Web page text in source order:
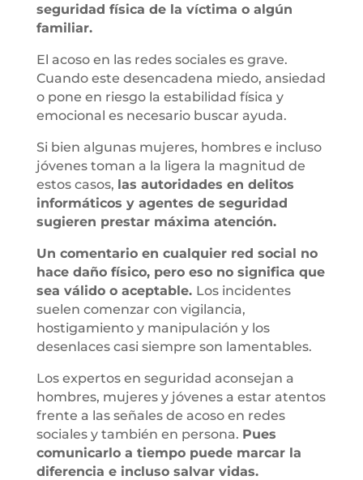
seguridad física de la víctima o algún
familiar.
El acoso en las redes sociales es grave.
Cuando este desencadena miedo, ansiedad
o pone en riesgo la estabilidad física y
emocional es necesario buscar ayuda.
Si bien algunas mujeres, hombres e incluso
jóvenes toman a la ligera la magnitud de
estos casos, las autoridades en delitos
informáticos y agentes de seguridad
sugieren prestar máxima atención.
Un comentario en cualquier red social no
hace daño físico, pero eso no significa que
sea válido o aceptable. Los incidentes
suelen comenzar con vigilancia,
hostigamiento y manipulación y los
desenlaces casi siempre son lamentables.
Los expertos en seguridad aconsejan a
hombres, mujeres y jóvenes a estar atentos
frente a las señales de acoso en redes
sociales y también en persona. Pues
comunicarlo a tiempo puede marcar la
diferencia e incluso salvar vidas.